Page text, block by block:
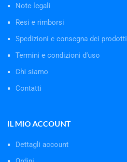
Note legali
Resi e rimborsi
Spedizioni e consegna dei prodotti
Termini e condizioni d’uso
Chi siamo
Contatti
IL MIO ACCOUNT
Dettagli account